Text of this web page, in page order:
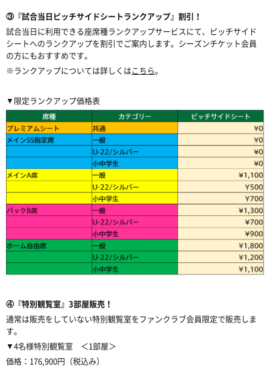
③『試合当日ピッチサイドシートランクアップ』割引！
試合当日に利用できる座席種ランクアップサービスにて、ピッチサイド
シートへのランクアップを割引でご案内します。シーズンチケット会員
の方にもおすすめです。
※ランクアップについては詳しくはこちら。
▼限定ランクアップ価格表
④『特別観覧室』3部屋販売！
通常は販売をしていない特別観覧室をファンクラブ会員限定で販売しま
す。
▼4名様特別観覧室 ＜1部屋＞
価格：176,900円（税込み）